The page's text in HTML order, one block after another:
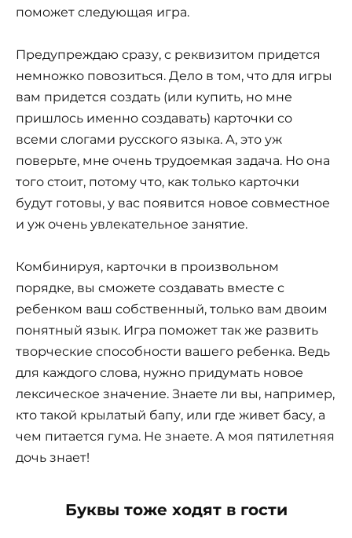
поможет следующая игра.
Предупреждаю сразу, с реквизитом придется
немножко повозиться. Дело в том, что для игры
вам придется создать (или купить, но мне
пришлось именно создавать) карточки со
всеми слогами русского языка. А, это уж
поверьте, мне очень трудоемкая задача. Но она
того стоит, потому что, как только карточки
будут готовы, у вас появится новое совместное
и уж очень увлекательное занятие.
Комбинируя, карточки в произвольном
порядке, вы сможете создавать вместе с
ребенком ваш собственный, только вам двоим
понятный язык. Игра поможет так же развить
творческие способности вашего ребенка. Ведь
для каждого слова, нужно придумать новое
лексическое значение. Знаете ли вы, например,
кто такой крылатый бапу, или где живет басу, а
чем питается гума. Не знаете. А моя пятилетняя
дочь знает!
Буквы тоже ходят в гости